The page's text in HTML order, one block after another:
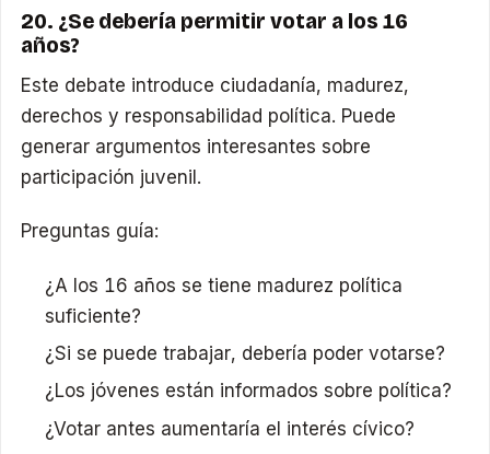
20. ¿Se debería permitir votar a los 16
años?
Este debate introduce ciudadanía, madurez,
derechos y responsabilidad política. Puede
generar argumentos interesantes sobre
participación juvenil.
Preguntas guía:
¿A los 16 años se tiene madurez política
suficiente?
¿Si se puede trabajar, debería poder votarse?
¿Los jóvenes están informados sobre política?
¿Votar antes aumentaría el interés cívico?